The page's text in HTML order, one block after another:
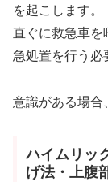
を起こします。
直ぐに救急車を
急処置を行う必
意識がある場合
ハイムリッ
げ法・上腹